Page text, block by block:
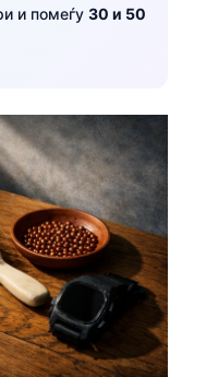
и помеѓу 30 и 50